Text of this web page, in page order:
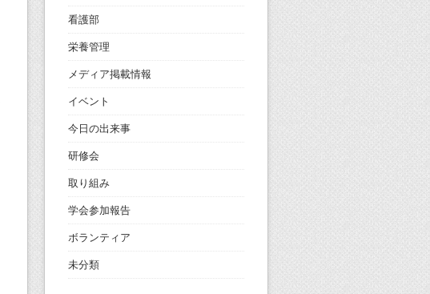
看護部
栄養管理
メディア掲載情報
イベント
今日の出来事
研修会
取り組み
学会参加報告
ボランティア
未分類